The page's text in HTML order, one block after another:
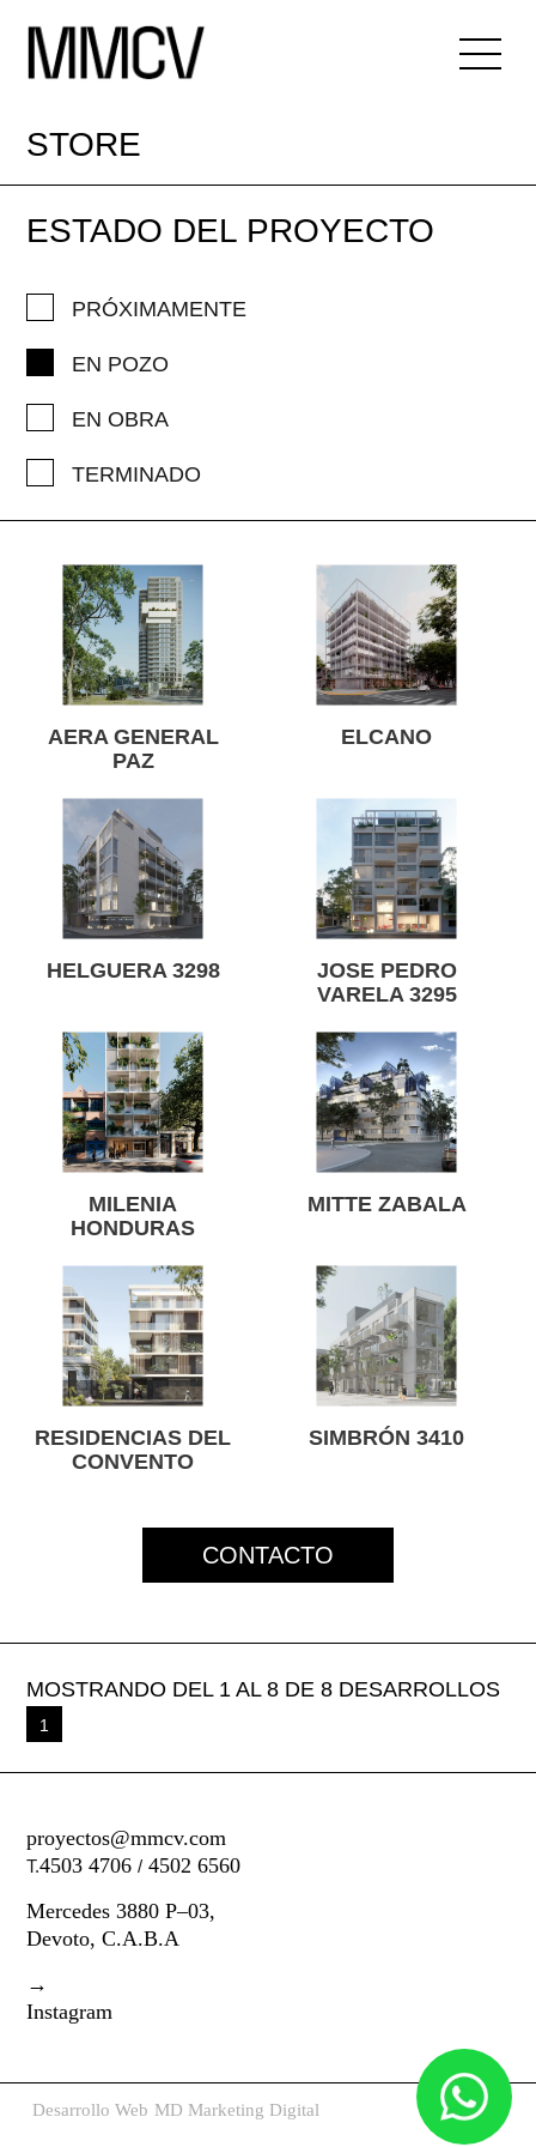
STORE
ESTADO DEL PROYECTO
PRÓXIMAMENTE
EN POZO
EN OBRA
TERMINADO
AERA GENERAL
PAZ
ELCANO
HELGUERA 3298
JOSE PEDRO
VARELA 3295
MILENIA
HONDURAS
MITTE ZABALA
RESIDENCIAS DEL
CONVENTO
SIMBRÓN 3410
CONTACTO
MOSTRANDO DEL 1 AL 8 DE 8 DESARROLLOS
1
proyectos@mmcv.com
T.4503 4706 / 4502 6560
Mercedes 3880 P–03,
Devoto, C.A.B.A
→
Instagram
Desarrollo Web MD Marketing Digital